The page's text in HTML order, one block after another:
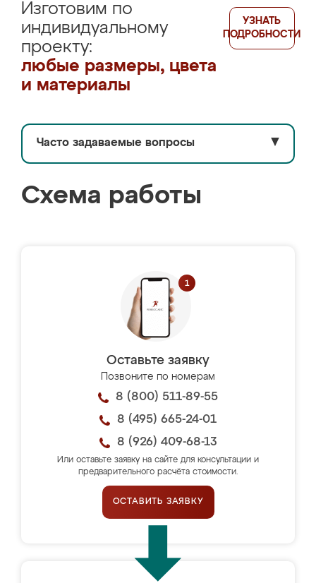
Изготовим по
индивидуальному
проекту:
любые размеры, цвета
и материалы
УЗНАТЬ
ПОДРОБНОСТИ
Часто задаваемые вопросы ▼
Схема работы
Оставьте заявку
Позвоните по номерам
8 (800) 511-89-55
8 (495) 665-24-01
8 (926) 409-68-13
Или оставьте заявку на сайте для консультации и
предварительного расчёта стоимости.
ОСТАВИТЬ ЗАЯВКУ